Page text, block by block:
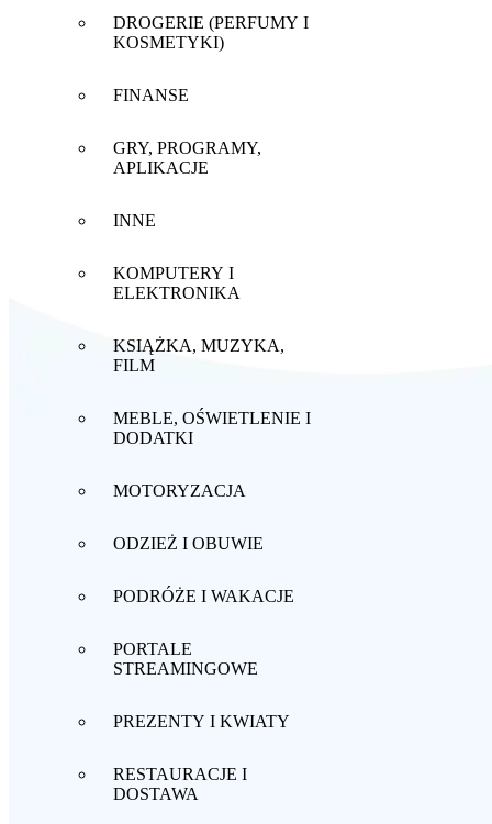
DROGERIE (PERFUMY I
KOSMETYKI)
FINANSE
GRY, PROGRAMY,
APLIKACJE
INNE
KOMPUTERY I
ELEKTRONIKA
KSIĄŻKA, MUZYKA,
FILM
MEBLE, OŚWIETLENIE I
DODATKI
MOTORYZACJA
ODZIEŻ I OBUWIE
PODRÓŻE I WAKACJE
PORTALE
STREAMINGOWE
PREZENTY I KWIATY
RESTAURACJE I
DOSTAWA